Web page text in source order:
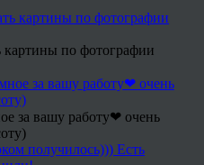
картины по фотографии
за вашу работу❤ очень